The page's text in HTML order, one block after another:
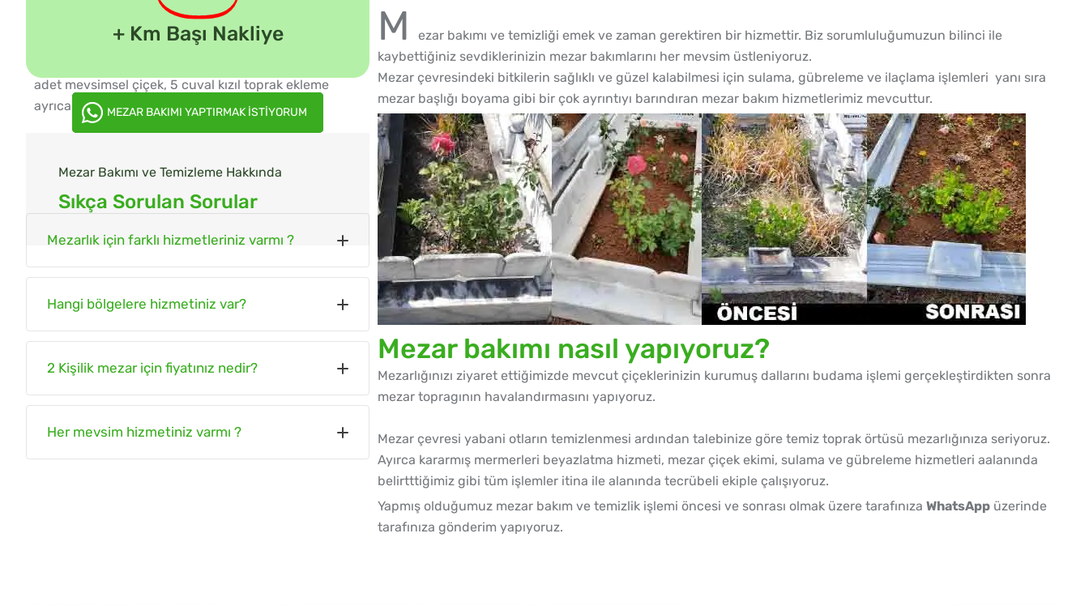
+ Km Başı Nakliye
adet mevsimsel çiçek, 5 cuval kızıl toprak ekleme
ayrıca işçilik ücreti için geçerlidir.
MEZAR BAKIMI YAPTIRMAK İSTİYORUM
Mezar Bakımı ve Temizleme Hakkında
Sıkça Sorulan Sorular
Mezarlık için farklı hizmetleriniz varmı ?
harici hizmetlerimizi belirttik. Talep ettiğiniz hizmete
göre ücretlendirme yapıyoruz.
Hangi bölgelere hizmetiniz var?
doğrultusunda hizmetimiz bulunmaktadır.
2 Kişilik mezar için fiyatınız nedir?
Her mevsim hizmetiniz varmı ?
M
ezar bakımı ve temizliği emek ve zaman gerektiren bir hizmettir. Biz sorumluluğumuzun bilinci ile
kaybettiğiniz sevdiklerinizin mezar bakımlarını her mevsim üstleniyoruz.
Mezar çevresindeki bitkilerin sağlıklı ve güzel kalabilmesi için sulama, gübreleme ve ilaçlama işlemleri yanı sıra
mezar başlığı boyama gibi bir çok ayrıntıyı barındıran mezar bakım hizmetlerimiz mevcuttur.
Mezar bakımı nasıl yapıyoruz?
Mezarlığınızı ziyaret ettiğimizde mevcut çiçeklerinizin kurumuş dallarını budama işlemi gerçekleştirdikten sonra
mezar topragının havalandırmasını yapıyoruz.
Mezar çevresi yabani otların temizlenmesi ardından talebinize göre temiz toprak örtüsü mezarlığınıza seriyoruz.
Ayırca kararmış mermerleri beyazlatma hizmeti, mezar çiçek ekimi, sulama ve gübreleme hizmetleri aalanında
belirtttiğimiz gibi tüm işlemler itina ile alanında tecrübeli ekiple çalışıyoruz.
Yapmış olduğumuz mezar bakım ve temizlik işlemi öncesi ve sonrası olmak üzere tarafınızaWhatsApp üzerinde
tarafınıza gönderim yapıyoruz.